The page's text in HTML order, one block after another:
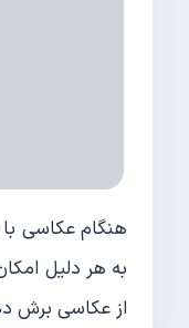
هنگام عکاسی
به هر دلیل
از عکاسی برش